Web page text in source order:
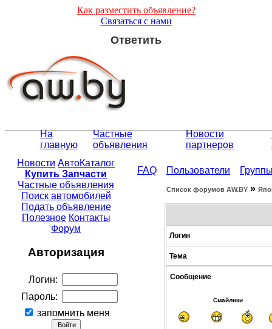
Как разместить объявление?
Связаться с нами
Ответить
На
главную
Частные
объявления
Новости
партнеров
Новости АвтоКаталог
Купить Запчасти
Частные объявления
Поиск автомобилей
Подать объявление
Полезное Контакты
Форум
Авторизация
Логин:
Пароль:
запомнить меня
FAQ Пользователи
Список форумов АW.BY »
Логин
Тема
Сообщение
Смайлики